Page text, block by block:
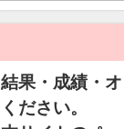
結果・成績・
ください。